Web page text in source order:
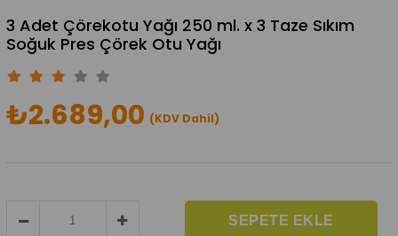
3 Adet Çörekotu Yağı 250 ml. x 3 Taze Sıkım
Soğuk Pres Çörek Otu Yağı
₺2.689,00 (KDV Dahil)